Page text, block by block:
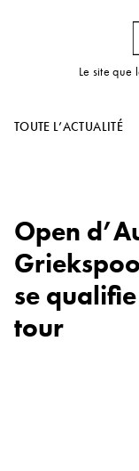
Le site que
TOUTE L’ACTUALITÉ
Open
se
tour